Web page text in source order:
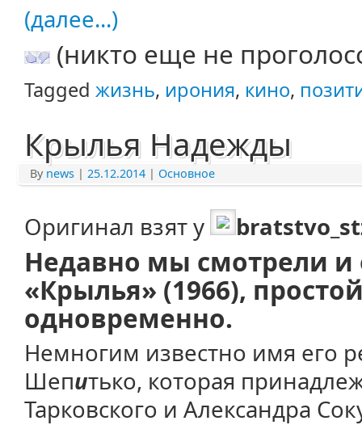
(далее...)
(никто еще не
Tagged жизнь, ирония, кино,
Крылья Надежды
By news | 25.12.2014 | Основное
Оригинал взят у
Недавно мы смотрели
«Крылья» (1966),
одновременно.
Немногим известно имя его
Шепитько, которая
Тарковского и Александра